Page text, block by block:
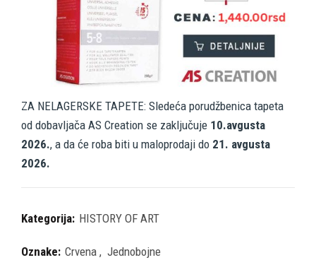
ZA NELAGERSKE TAPETE: Sledeća porudžbenica tapeta
od dobavljača AS Creation se zaključuje 10.avgusta
2026., a da će roba biti u maloprodaji do 21. avgusta
2026.
Kategorija: HISTORY OF ART
Oznake: Crvena , Jednobojne